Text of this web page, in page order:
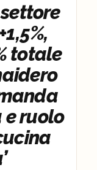
totale
ruolo